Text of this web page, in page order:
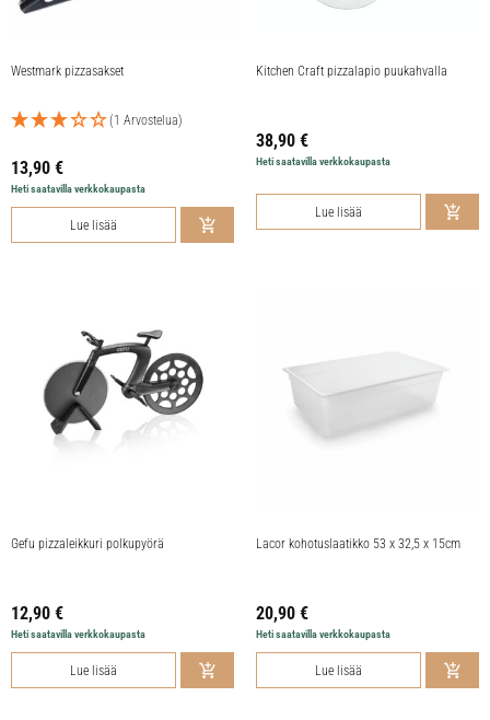
Westmark pizzasakset
(1 Arvostelua)
13,90 €
Heti saatavilla verkkokaupasta
Lue lisää
Kitchen Craft pizzalapio puukahvalla
38,90 €
Heti saatavilla verkkokaupasta
Lue lisää
Gefu pizzaleikkuri polkupyörä
12,90 €
Heti saatavilla verkkokaupasta
Lue lisää
Lacor kohotuslaatikko 53 x 32,5 x 15cm
20,90 €
Heti saatavilla verkkokaupasta
Lue lisää